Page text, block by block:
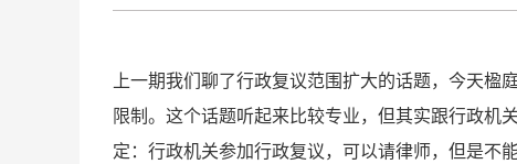
上一期我们聊了行政复议范围扩大的话题，今天
限制。这个话题听起来比较专业，但其实跟行政机
定：行政机关参加行政复议，可以请律师，但是不